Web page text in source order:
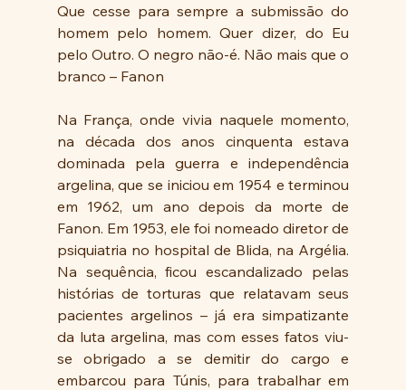
Que cesse para sempre a submissão do
homem pelo homem. Quer dizer, do Eu
pelo Outro. O negro não-é. Não mais que o
branco – Fanon
Na França, onde vivia naquele momento,
na década dos anos cinquenta estava
dominada pela guerra e independência
argelina, que se iniciou em 1954 e terminou
em 1962, um ano depois da morte de
Fanon. Em 1953, ele foi nomeado diretor de
psiquiatria no hospital de Blida, na Argélia.
Na sequência, ficou escandalizado pelas
histórias de torturas que relatavam seus
pacientes argelinos – já era simpatizante
da luta argelina, mas com esses fatos viu-
se obrigado a se demitir do cargo e
embarcou para Túnis, para trabalhar em